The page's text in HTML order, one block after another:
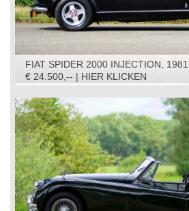
FIAT SPIDER 2000 INJECTION, 1981
€ 24.500,-- | HIER KLICKEN